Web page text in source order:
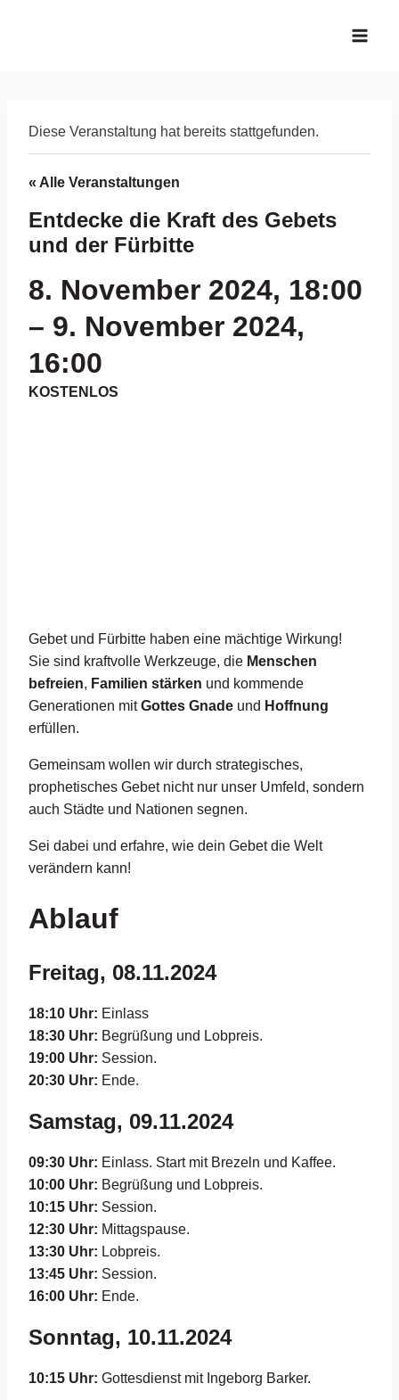
Diese Veranstaltung hat bereits stattgefunden.
« Alle Veranstaltungen
Entdecke die Kraft des Gebets
und der Fürbitte
8. November 2024, 18:00
– 9. November 2024,
16:00
KOSTENLOS
Gebet und Fürbitte haben eine mächtige Wirkung!
Sie sind kraftvolle Werkzeuge, die Menschen
befreien, Familien stärken und kommende
Generationen mitGottes Gnade und Hoffnung
erfüllen.
Gemeinsam wollen wir durch strategisches,
prophetisches Gebet nicht nur unser Umfeld, sondern
auch Städte und Nationen segnen.
Sei dabei und erfahre, wie dein Gebet die Welt
verändern kann!
Ablauf
Freitag, 08.11.2024
18:10 Uhr: Einlass
18:30 Uhr: Begrüßung und Lobpreis.
19:00 Uhr: Session.
20:30 Uhr: Ende.
Samstag, 09.11.2024
09:30 Uhr: Einlass. Start mit Brezeln und Kaffee.
10:00 Uhr: Begrüßung und Lobpreis.
10:15 Uhr: Session.
12:30 Uhr: Mittagspause.
13:30 Uhr: Lobpreis.
13:45 Uhr: Session.
16:00 Uhr: Ende.
Sonntag, 10.11.2024
10:15 Uhr: Gottesdienst mit Ingeborg Barker.